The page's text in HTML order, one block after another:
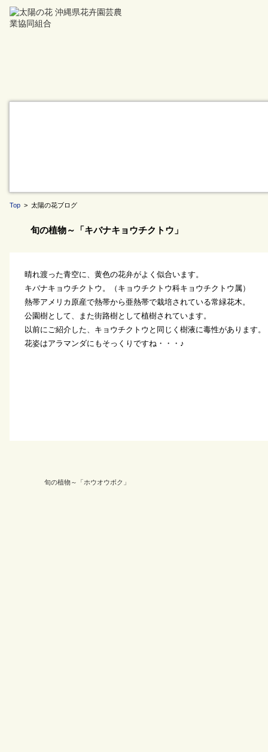
Top > 太陽の花ブログ
旬の植物～「キバナキョウチクトウ」
晴れ渡った青空に、黄色の花弁がよく似合います。
キバナキョウチクトウ。（キョウチクトウ科キョウチクトウ属）
熱帯アメリカ原産で熱帯から亜熱帯で栽培されている常緑花木。
公園樹として、また街路樹として植樹されています。
以前にご紹介した、キョウチクトウと同じく樹液に毒性があります。
花姿はアラマンダにもそっくりですね・・・♪
旬の植物～「ホウオウボク」